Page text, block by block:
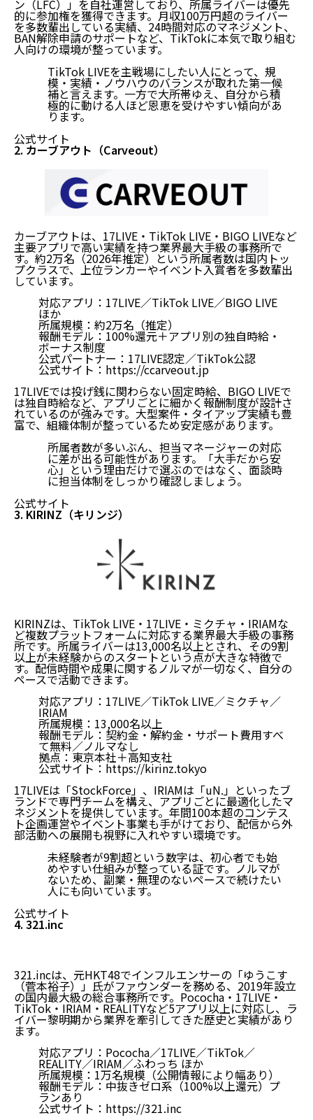
ン（LFC）」を自社運営しており、所属ライバーは優先
的に参加権を獲得できます。 月収100万円超のライバー
を多数輩出している実績、24時間対応のマネジメント、
BAN解除申請のサポートなど、TikTokに本気で取り組む
人向けの環境が整っています。
TikTok LIVEを主戦場にしたい人にとって、規
模・実績・ノウハウのバランスが取れた第一候
補と言えます。一方で大所帯ゆえ、自分から積
極的に動ける人ほど恩恵を受けやすい傾向があ
ります。
公式サイト
2. カーブアウト（Carveout）
カーブアウトは、17LIVE・TikTok LIVE・BIGO LIVEなど
主要アプリで高い実績を持つ業界最大手級の事務所で
す。約2万名（2026年推定）という所属者数は国内トッ
プクラスで、上位ランカーやイベント入賞者を多数輩出
しています。
対応アプリ：17LIVE／TikTok LIVE／BIGO LIVE
ほか
所属規模：約2万名（推定）
報酬モデル：100%還元＋アプリ別の独自時給・
ボーナス制度
公式パートナー：17LIVE認定／TikTok公認
公式サイト： https://ccarveout.jp
17LIVEでは投げ銭に関わらない固定時給、BIGO LIVEで
は独自時給など、アプリごとに細かく報酬制度が設計さ
れているのが強みです。大型案件・タイアップ実績も豊
富で、組織体制が整っているため安定感があります。
所属者数が多いぶん、担当マネージャーの対応
に差が出る可能性があります。「大手だから安
心」という理由だけで選ぶのではなく、面談時
に担当体制をしっかり確認しましょう。
公式サイト
3. KIRINZ（キリンジ）
KIRINZは、TikTok LIVE・17LIVE・ミクチャ・IRIAMな
ど複数プラットフォームに対応する業界最大手級の事務
所です。所属ライバーは13,000名以上とされ、その9割
以上が未経験からのスタートという点が大きな特徴で
す。配信時間や成果に関するノルマが一切なく、自分の
ペースで活動できます。
対応アプリ：17LIVE／TikTok LIVE／ミクチャ／
IRIAM
所属規模：13,000名以上
報酬モデル：契約金・解約金・サポート費用すべ
て無料／ノルマなし
拠点：東京本社＋高知支社
公式サイト： https://kirinz.tokyo
17LIVEは「StockForce」、IRIAMは「uN.」といったブ
ランドで専門チームを構え、アプリごとに最適化したマ
ネジメントを提供しています。年間100本超のコンテス
ト企画運営やイベント事業も手がけており、配信から外
部活動への展開も視野に入れやすい環境です。
未経験者が9割超という数字は、初心者でも始
めやすい仕組みが整っている証です。ノルマが
ないため、副業・無理のないペースで続けたい
人にも向いています。
公式サイト
4. 321.inc
321.incは、元HKT48でインフルエンサーの「ゆうこす
（菅本裕子）」氏がファウンダーを務める、2019年設立
の国内最大級の総合事務所です。Pococha・17LIVE・
TikTok・IRIAM・REALITYなど5アプリ以上に対応し、ラ
イバー黎明期から業界を牽引してきた歴史と実績があり
ます。
対応アプリ：Pococha／17LIVE／TikTok／
REALITY／IRIAM／ふわっち ほか
所属規模：1万名規模（公開情報により幅あり）
報酬モデル：中抜きゼロ系（100%以上還元）プ
ランあり
公式サイト： https://321.inc